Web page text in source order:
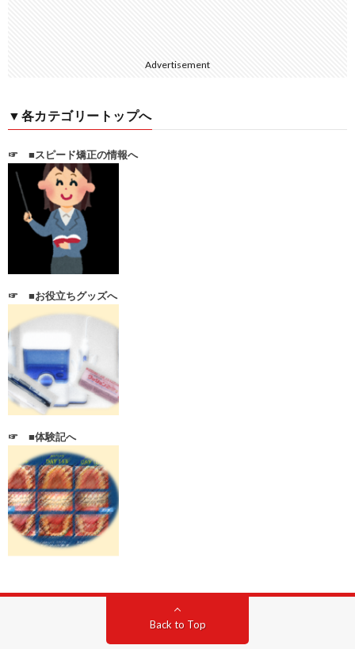
Advertisement
▼各カテゴリートップへ
☞ ■スピード矯正の情報へ
☞ ■お役立ちグッズへ
☞ ■体験記へ
Back to Top